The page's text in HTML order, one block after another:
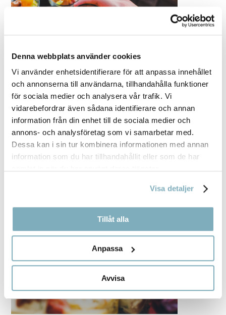
Denna webbplats använder cookies
Vi använder enhetsidentifierare för att anpassa innehållet
och annonserna till användarna, tillhandahålla funktioner
för sociala medier och analysera vår trafik. Vi
vidarebefordrar även sådana identifierare och annan
information från din enhet till de sociala medier och
annons- och analysföretag som vi samarbetar med.
Dessa kan i sin tur kombinera informationen med annan
information som du har tillhandahållit eller som de har
Visa detaljer
Tillåt alla
Anpassa
Avvisa